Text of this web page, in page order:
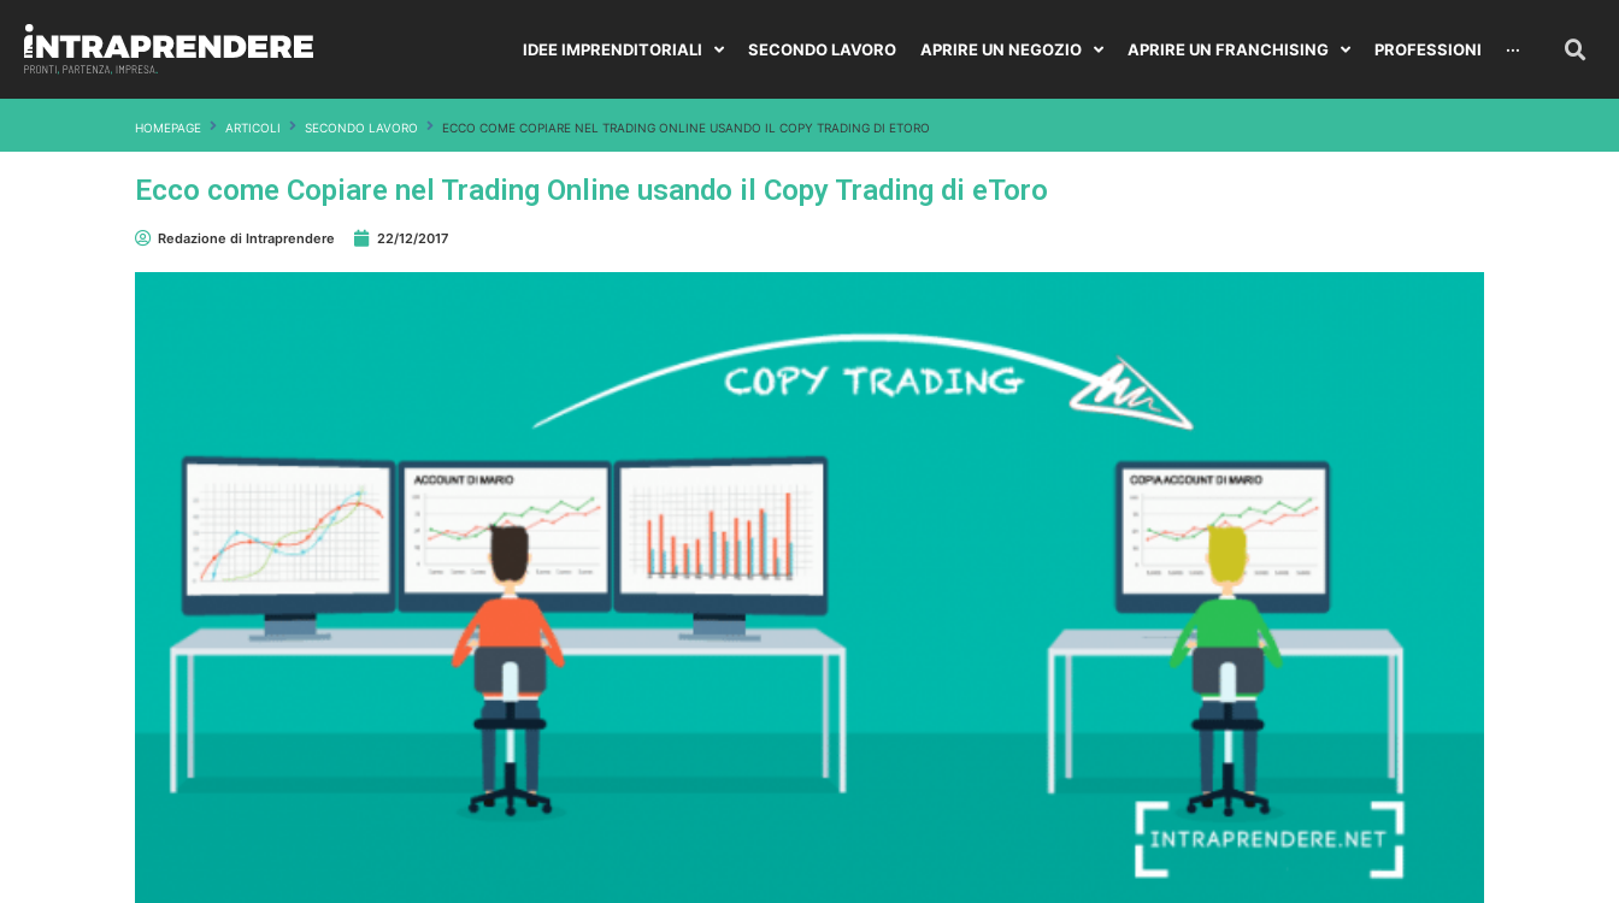
IDEE IMPRENDITORIALI SECONDO LAVORO APRIRE UN NEGOZIO APRIRE UN FRANCHISING PROFESSIONI ···
HOMEPAGE ARTICOLI SECONDO LAVORO ECCO COME COPIARE NEL TRADING ONLINE USANDO IL COPY TRADING DI ETORO
Ecco come Copiare nel Trading Online usando il Copy Trading di eToro
Redazione di Intraprendere 22/12/2017